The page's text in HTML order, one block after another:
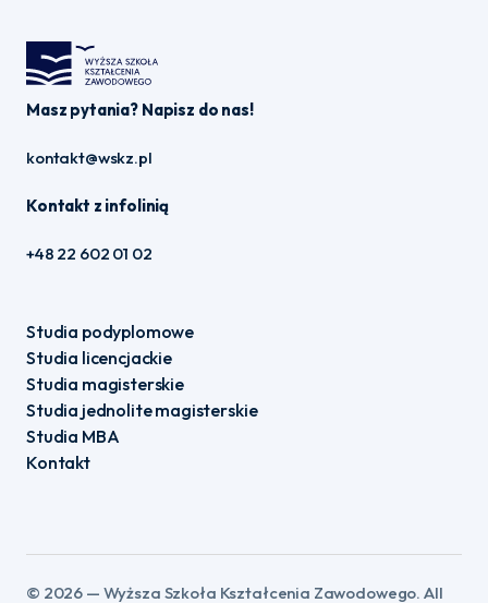
Masz pytania? Napisz do nas!
kontakt@wskz.pl
Kontakt z infolinią
+48 22 602 01 02
Studia podyplomowe
Studia licencjackie
Studia magisterskie
Studia jednolite magisterskie
Studia MBA
Kontakt
©️ 2026 — Wyższa Szkoła Kształcenia Zawodowego. All